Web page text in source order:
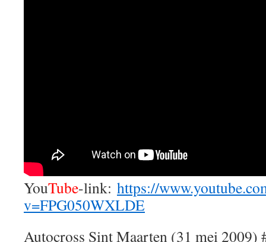
YouTube-link: https://
v=FPG050WXLDE
Autocross Sint Maarten (31 mei 2009)